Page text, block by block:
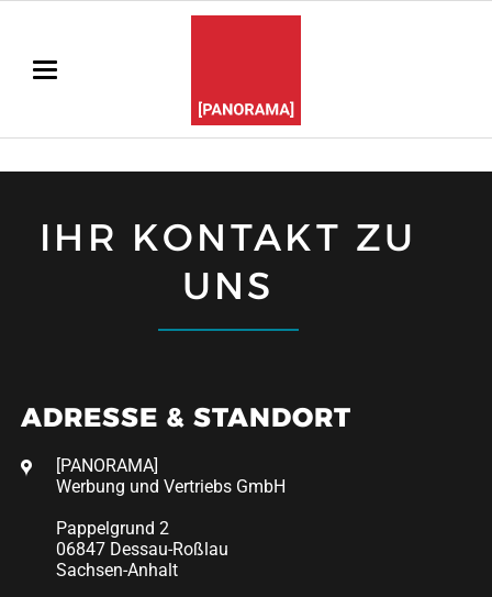
IHR KONTAKT ZU
UNS
ADRESSE & STANDORT
[PANORAMA]
Werbung und Vertriebs GmbH
Pappelgrund 2
06847 Dessau-Roßlau
Sachsen-Anhalt